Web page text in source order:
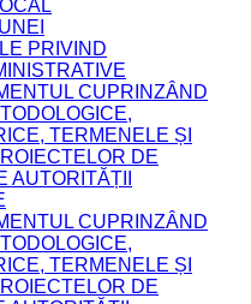
PRIVIND
CUPRINZÂND
TERMENELE ȘI
DE
AUTORITĂȚII
CUPRINZÂND
TERMENELE ȘI
DE